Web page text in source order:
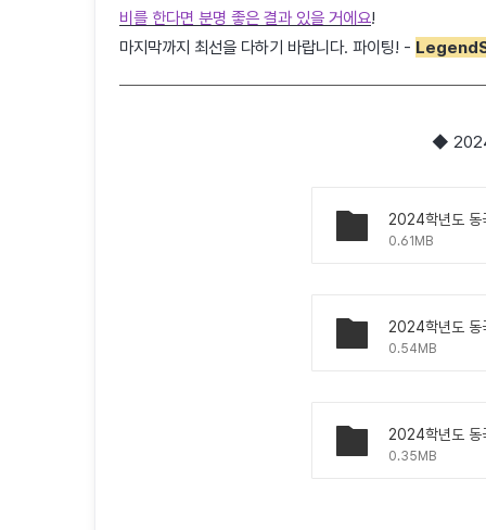
비를 한다면 분명 좋은 결과 있을 거에요!
마지막까지 최선을 다하기 바랍니다. 파이팅! -
◆ 2024
0.61MB
0.54MB
0.35MB